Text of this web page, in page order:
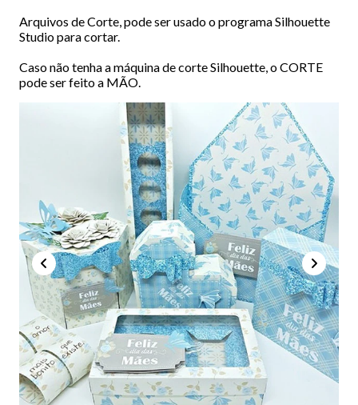
Arquivos de Corte, pode ser usado o programa Silhouette
Studio para cortar.
Caso não tenha a máquina de corte Silhouette, o CORTE
pode ser feito a MÃO.